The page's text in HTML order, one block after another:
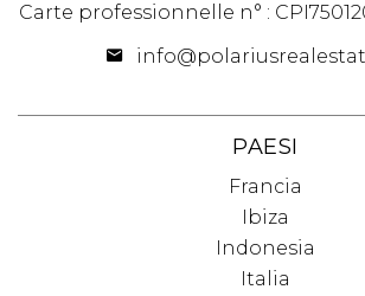
Carte professionnelle n° :
PAESI
Francia
Ibiza
Indonesia
Italia